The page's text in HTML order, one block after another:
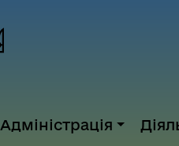
Адміністрація